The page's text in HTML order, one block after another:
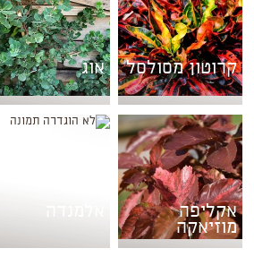
קרוטון מסולסל אוג
אקליפה
מוזיאקה